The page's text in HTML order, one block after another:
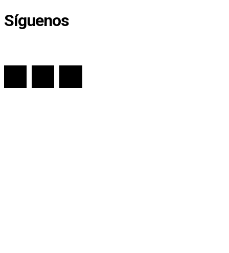
Síguenos